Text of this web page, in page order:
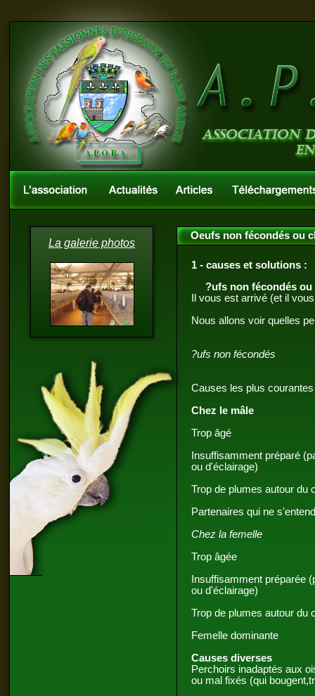
La galerie photos
Oeufs non fécondés ou
1 - causes et solutions :
?ufs non fécondés
Il vous est arrivé (et il
Nous allons voir quelles
?ufs non fécondés
Causes les plus
Chez le mâle
Trop âgé
Insuffisamment préparé
ou d'éclairage)
Trop de plumes autour du
Partenaires qui ne
Chez la femelle
Trop âgée
Insuffisamment préparée
ou d'éclairage)
Trop de plumes autour du
Femelle dominante
Causes diverses
Perchoirs inadaptés aux
ou mal fixés (qui